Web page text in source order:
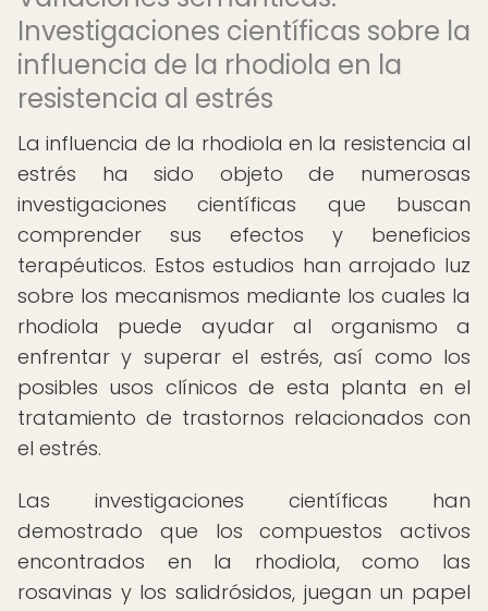
Investigaciones científicas sobre la
influencia de la rhodiola en la
resistencia al estrés
La influencia de la rhodiola en la resistencia al
estrés ha sido objeto de numerosas
investigaciones científicas que buscan
comprender sus efectos y beneficios
terapéuticos. Estos estudios han arrojado luz
sobre los mecanismos mediante los cuales la
rhodiola puede ayudar al organismo a
enfrentar y superar el estrés, así como los
posibles usos clínicos de esta planta en el
tratamiento de trastornos relacionados con
el estrés.
Las investigaciones científicas han
demostrado que los compuestos activos
encontrados en la rhodiola, como las
rosavinas y los salidrósidos, juegan un papel